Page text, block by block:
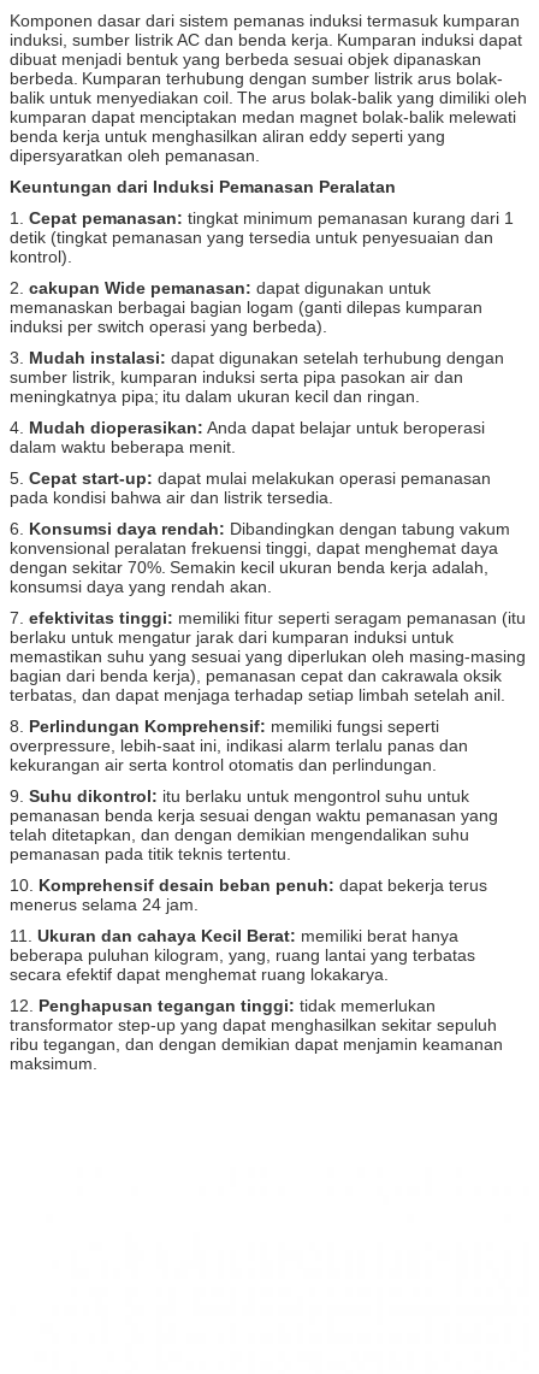
Komponen dasar dari sistem pemanas induksi termasuk kumparan
induksi, sumber listrik AC dan benda kerja. Kumparan induksi dapat
dibuat menjadi bentuk yang berbeda sesuai objek dipanaskan
berbeda. Kumparan terhubung dengan sumber listrik arus bolak-
balik untuk menyediakan coil. The arus bolak-balik yang dimiliki oleh
kumparan dapat menciptakan medan magnet bolak-balik melewati
benda kerja untuk menghasilkan aliran eddy seperti yang
dipersyaratkan oleh pemanasan.
Keuntungan dari Induksi Pemanasan Peralatan
1. Cepat pemanasan: tingkat minimum pemanasan kurang dari 1
detik (tingkat pemanasan yang tersedia untuk penyesuaian dan
kontrol).
2. cakupan Wide pemanasan: dapat digunakan untuk
memanaskan berbagai bagian logam (ganti dilepas kumparan
induksi per switch operasi yang berbeda).
3. Mudah instalasi: dapat digunakan setelah terhubung dengan
sumber listrik, kumparan induksi serta pipa pasokan air dan
meningkatnya pipa; itu dalam ukuran kecil dan ringan.
4. Mudah dioperasikan: Anda dapat belajar untuk beroperasi
dalam waktu beberapa menit.
5. Cepat start-up: dapat mulai melakukan operasi pemanasan
pada kondisi bahwa air dan listrik tersedia.
6. Konsumsi daya rendah: Dibandingkan dengan tabung vakum
konvensional peralatan frekuensi tinggi, dapat menghemat daya
dengan sekitar 70%. Semakin kecil ukuran benda kerja adalah,
konsumsi daya yang rendah akan.
7. efektivitas tinggi: memiliki fitur seperti seragam pemanasan (itu
berlaku untuk mengatur jarak dari kumparan induksi untuk
memastikan suhu yang sesuai yang diperlukan oleh masing-masing
bagian dari benda kerja), pemanasan cepat dan cakrawala oksik
terbatas, dan dapat menjaga terhadap setiap limbah setelah anil.
8. Perlindungan Komprehensif: memiliki fungsi seperti
overpressure, lebih-saat ini, indikasi alarm terlalu panas dan
kekurangan air serta kontrol otomatis dan perlindungan.
9. Suhu dikontrol: itu berlaku untuk mengontrol suhu untuk
pemanasan benda kerja sesuai dengan waktu pemanasan yang
telah ditetapkan, dan dengan demikian mengendalikan suhu
pemanasan pada titik teknis tertentu.
10. Komprehensif desain beban penuh: dapat bekerja terus
menerus selama 24 jam.
11. Ukuran dan cahaya Kecil Berat: memiliki berat hanya
beberapa puluhan kilogram, yang, ruang lantai yang terbatas
secara efektif dapat menghemat ruang lokakarya.
12. Penghapusan tegangan tinggi: tidak memerlukan
transformator step-up yang dapat menghasilkan sekitar sepuluh
ribu tegangan, dan dengan demikian dapat menjamin keamanan
maksimum.